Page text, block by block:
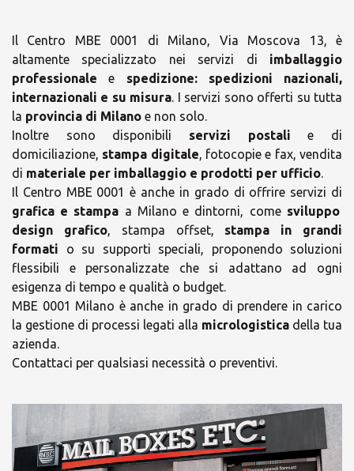
Il Centro MBE 0001 di Milano, Via Moscova 13, è
altamente specializzato nei servizi di imballaggio
professionale e spedizione:
spedizioni nazionali,
internazionali e su misura. I servizi sono offerti su tutta
la provincia di Milano e non solo.
Inoltre sono disponibili servizi postali e di
domiciliazione, stampa digitale, fotocopie e fax, vendita
di materiale per imballaggio e prodotti per ufficio.
Il Centro MBE 0001 è anche in grado di offrire servizi di
grafica e stampa a Milano e dintorni, come sviluppo
design grafico, stampa offset, stampa in grandi
formati o su supporti speciali, proponendo soluzioni
flessibili e personalizzate che si adattano ad ogni
esigenza di tempo e qualità o budget.
MBE 0001 Milano è anche in grado di prendere in carico
la gestione di processi legati alla micrologistica della tua
azienda.
Contattaci per qualsiasi necessità o preventivi.